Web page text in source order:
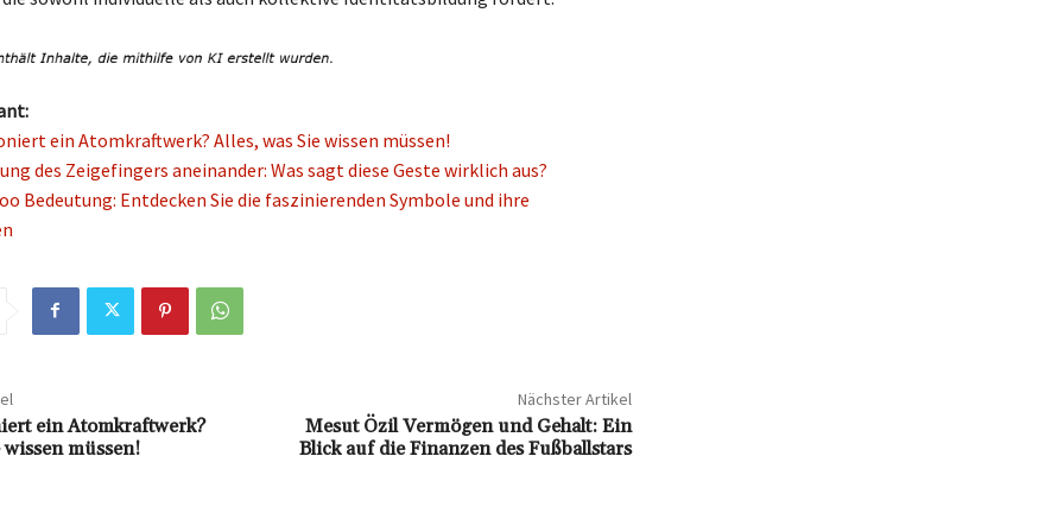
ein Atomkraftwerk? Alles, was Sie wissen müssen!
des Zeigefingers aneinander: Was sagt diese Geste wirklich aus?
Bedeutung: Entdecken Sie die faszinierenden Symbole und ihre
ein Atomkraftwerk?
wissen müssen!
Nächster Artikel
Mesut Özil Vermögen und Gehalt: Ein
Blick auf die Finanzen des Fußballstars